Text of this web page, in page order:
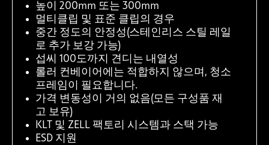
높이 200mm 또는 300mm
멀티클립 및 표준 클립의 경우
중간 정도의 안정성(스테인리스 스틸 레일
로 추가 보강 가능)
섭씨 100도까지 견디는 내열성
롤러 컨베이어에는 적합하지 않으며, 청소
프레임이 필요합니다.
가격 변동성이 거의 없음(모든 구성품 재
고 보유)
KLT 및 ZELL 팩토리 시스템과 스택 가능
ESD 지원